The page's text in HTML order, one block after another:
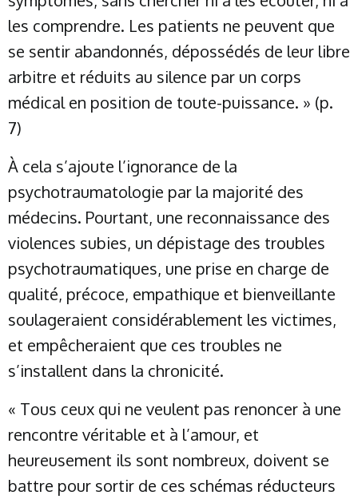
les comprendre. Les patients ne peuvent que
se sentir abandonnés, dépossédés de leur libre
arbitre et réduits au silence par un corps
médical en position de toute-puissance. » (p.
7)
À cela s’ajoute l’ignorance de la
psychotraumatologie par la majorité des
médecins. Pourtant, une reconnaissance des
violences subies, un dépistage des troubles
psychotraumatiques, une prise en charge de
qualité, précoce, empathique et bienveillante
soulageraient considérablement les victimes,
et empêcheraient que ces troubles ne
s’installent dans la chronicité.
« Tous ceux qui ne veulent pas renoncer à une
rencontre véritable et à l’amour, et
heureusement ils sont nombreux, doivent se
battre pour sortir de ces schémas réducteurs